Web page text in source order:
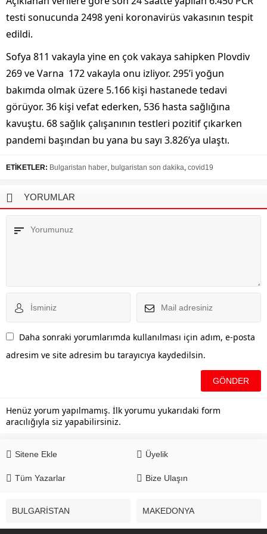
testi sonucunda 2498 yeni koronavirüs vakasının tespit
edildi.
Sofya 811 vakayla yine en çok vakaya sahipken Plovdiv
269 ve Varna 172 vakayla onu izliyor. 295’i yoğun
bakımda olmak üzere 5.166 kişi hastanede tedavi
görüyor. 36 kişi vefat ederken, 536 hasta sağlığına
kavuştu. 68 sağlık çalışanının testleri pozitif çıkarken
pandemi başından bu yana bu sayı 3.826’ya ulaştı.
ETİKETLER: Bulgaristan haber, bulgaristan son dakika, covid19
YORUMLAR
Daha sonraki yorumlarımda kullanılması için adım, e-posta
adresim ve site adresim bu tarayıcıya kaydedilsin.
Henüz yorum yapılmamış. İlk yorumu yukarıdaki form
aracılığıyla siz yapabilirsiniz.
Sitene Ekle Üyelik
Tüm Yazarlar Bize Ulaşın
BULGARİSTAN MAKEDONYA